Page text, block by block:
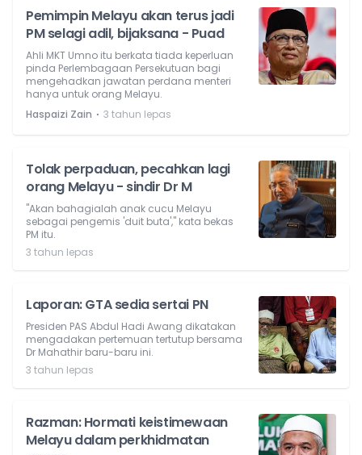
Pemimpin Melayu akan terus jadi
PM selagi adil, bijaksana - Puad
Ahli MKT Umno itu berkata tiada keperluan
pinda Perlembagaan Persekutuan bagi
mengehadkan jawatan perdana menteri
hanya untuk orang Melayu.
Haspaizi Zain ⋅ 3 tahun lepas
Tolak perpaduan, pecahkan lagi
orang Melayu - sindir Dr M
"Akan bahagialah anak cucu Melayu
sebagai pengemis 'duit buta'," kata bekas
PM itu.
3 tahun lepas
Laporan: GTA sedia sertai PN
Presiden PAS Abdul Hadi Awang dikatakan
mengadakan pertemuan tertutup bersama
Dr Mahathir baru-baru ini.
3 tahun lepas
Razman: Hormati keistimewaan
Melayu dalam perkhidmatan